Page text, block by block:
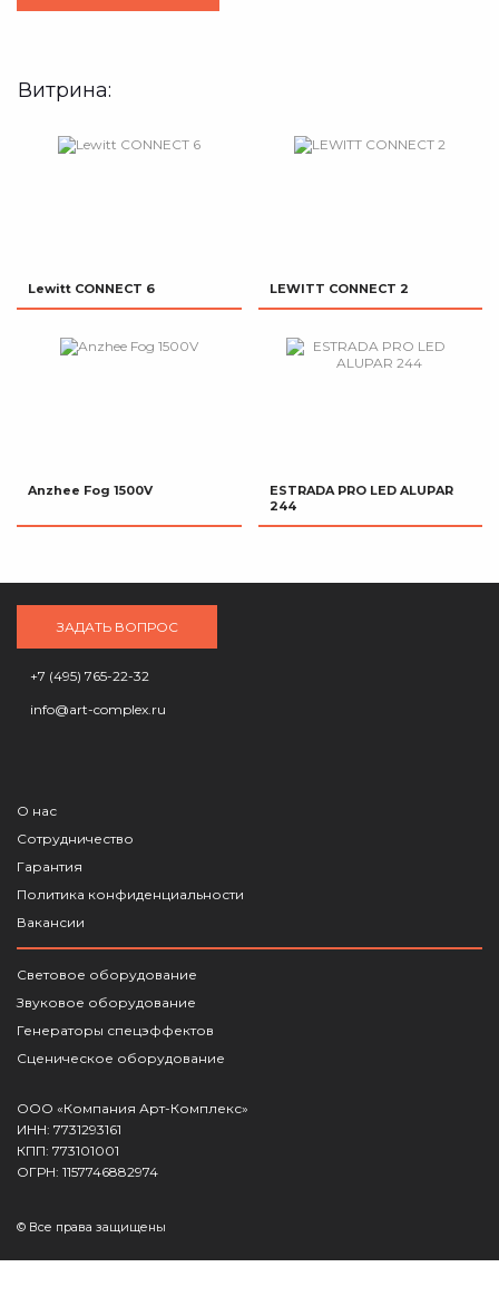
Витрина:
Lewitt CONNECT 6 LEWITT CONNECT 2
Anzhee Fog 1500V
ESTRADA PRO LED ALUPAR
244
ЗАДАТЬ ВОПРОС
+7 (495) 765-22-32
info@art-complex.ru
О нас
Сотрудничество
Гарантия
Политика конфиденциальности
Вакансии
Световое оборудование
Звуковое оборудование
Генераторы спецэффектов
Сценическое оборудование
ООО «Компания Арт-Комплекс»
ИНН: 7731293161
КПП: 773101001
ОГРН: 1157746882974
© Все права защищены